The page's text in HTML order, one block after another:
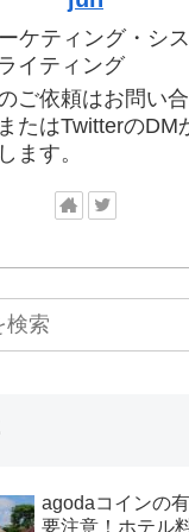
ケティング・シ
イティング
ご依頼はお問い
たはTwitterのDM
ます。
agodaコインの
要注意！ホテル